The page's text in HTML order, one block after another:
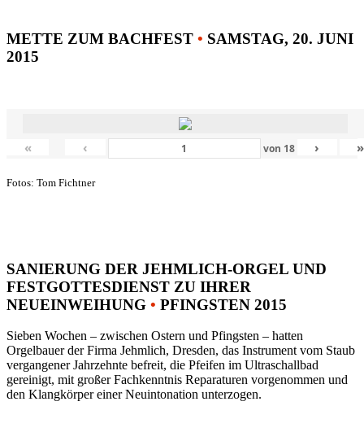
METTE ZUM BACHFEST • SAMSTAG, 20. JUNI
2015
« ‹ von 18 › »
Fotos: Tom Fichtner
SANIERUNG DER JEHMLICH-ORGEL UND
FESTGOTTESDIENST ZU IHRER
NEUEINWEIHUNG • PFINGSTEN 2015
Sieben Wochen – zwischen Ostern und Pfingsten – hatten
Orgelbauer der Firma Jehmlich, Dresden, das Instrument vom Staub
vergangener Jahrzehnte befreit, die Pfeifen im Ultraschallbad
gereinigt, mit großer Fachkenntnis Reparaturen vorgenommen und
den Klangkörper einer Neuintonation unterzogen.